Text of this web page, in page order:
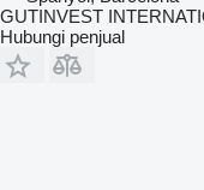
GUTINVEST
Hubungi penjual